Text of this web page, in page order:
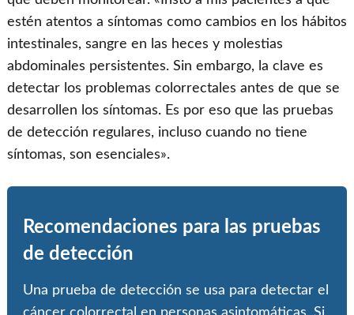
estén atentos a síntomas como cambios en los hábitos
intestinales, sangre en las heces y molestias
abdominales persistentes. Sin embargo, la clave es
detectar los problemas colorrectales antes de que se
desarrollen los síntomas. Es por eso que las pruebas
de detección regulares, incluso cuando no tiene
síntomas, son esenciales».
Recomendaciones para las pruebas
de detección
Una prueba de detección se usa para detectar el
cáncer colorrectal en personas asintomáticas. Si